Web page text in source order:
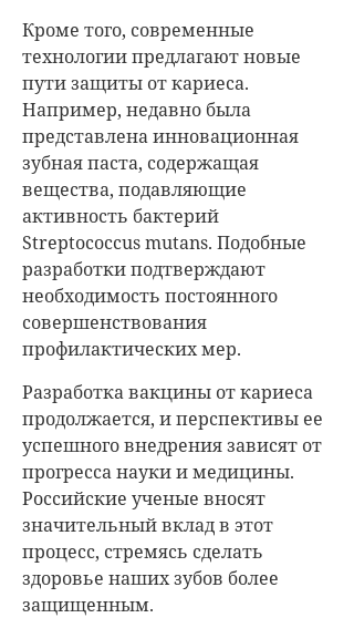
Кроме того, современные
технологии предлагают новые
пути защиты от кариеса.
Например, недавно была
представлена инновационная
зубная паста, содержащая
вещества, подавляющие
активность бактерий
Streptococcus mutans. Подобные
разработки подтверждают
необходимость постоянного
совершенствования
профилактических мер.
Разработка вакцины от кариеса
продолжается, и перспективы ее
успешного внедрения зависят от
прогресса науки и медицины.
Российские ученые вносят
значительный вклад в этот
процесс, стремясь сделать
здоровье наших зубов более
защищенным.